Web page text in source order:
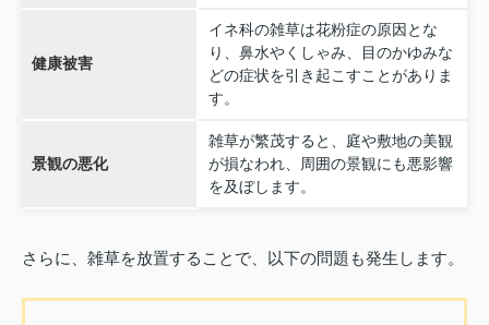
健康被害
イネ科の雑草は花粉症の原因とな
り、鼻水やくしゃみ、目のかゆみな
どの症状を引き起こすことがありま
す。
景観の悪化
雑草が繁茂すると、庭や敷地の美観
が損なわれ、周囲の景観にも悪影響
を及ぼします。
さらに、雑草を放置することで、以下の問題も発生します。